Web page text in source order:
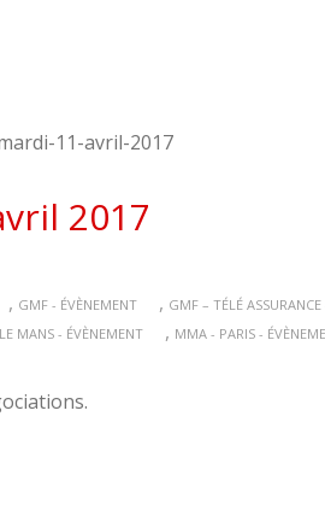
2017
, GMF - ÉVÈNEMENT , GMF – TÉLÉ
MANS - ÉVÈNEMENT , MMA - PARIS -